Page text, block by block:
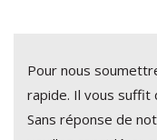
Pour nous
rapide. Il vous suffit
Sans réponse de